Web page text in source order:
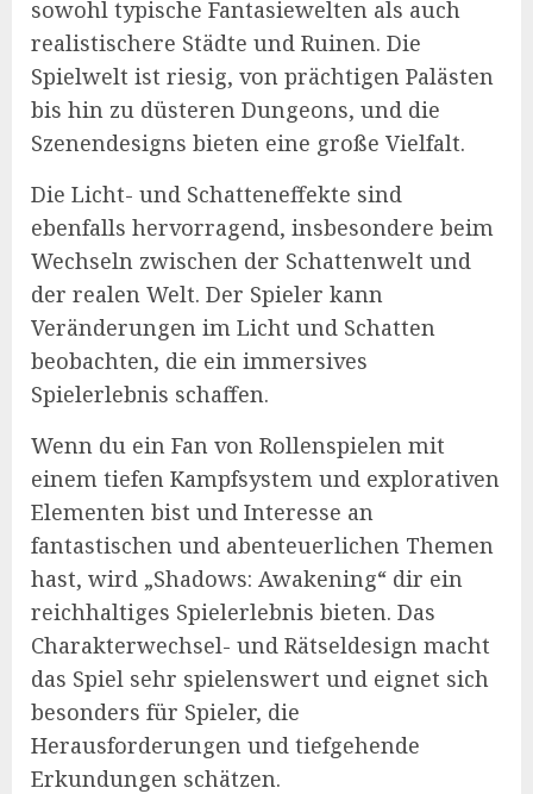
sowohl typische Fantasiewelten als auch
realistischere Städte und Ruinen. Die
Spielwelt ist riesig, von prächtigen Palästen
bis hin zu düsteren Dungeons, und die
Szenendesigns bieten eine große Vielfalt.
Die Licht- und Schatteneffekte sind
ebenfalls hervorragend, insbesondere beim
Wechseln zwischen der Schattenwelt und
der realen Welt. Der Spieler kann
Veränderungen im Licht und Schatten
beobachten, die ein immersives
Spielerlebnis schaffen.
Wenn du ein Fan von Rollenspielen mit
einem tiefen Kampfsystem und explorativen
Elementen bist und Interesse an
fantastischen und abenteuerlichen Themen
hast, wird „Shadows: Awakening“ dir ein
reichhaltiges Spielerlebnis bieten. Das
Charakterwechsel- und Rätseldesign macht
das Spiel sehr spielenswert und eignet sich
besonders für Spieler, die
Herausforderungen und tiefgehende
Erkundungen schätzen.